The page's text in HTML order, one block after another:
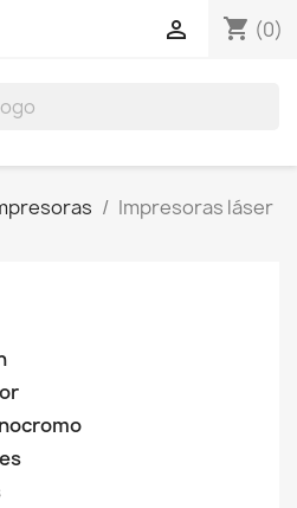
shopping_cart (0)

Impresoras láser